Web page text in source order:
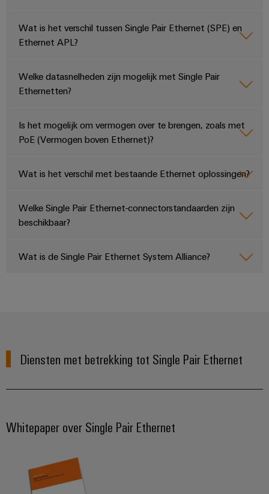
Wat is het verschil tussen Single Pair Ethernet (SPE) en
Ethernet APL?
Welke datasnelheden zijn mogelijk met Single Pair
Ethernetten?
Is het mogelijk om vermogen over te brengen, zoals met
PoE (Vermogen boven Ethernet)?
Wat is het verschil met bestaande Ethernet oplossingen?
Welke Single Pair Ethernet-connectorstandaarden zijn
beschikbaar?
Wat is de Single Pair Ethernet System Alliance?
Diensten met betrekking tot Single Pair Ethernet
Whitepaper over Single Pair Ethernet